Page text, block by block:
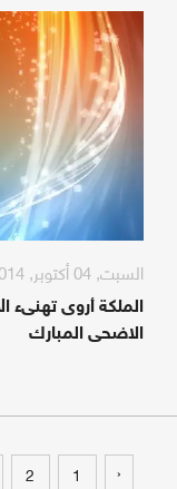
السبت, 04 أكتوبر, 2014
الملكة أروى تهنىء
الاضحى المبارك
‹
1
2